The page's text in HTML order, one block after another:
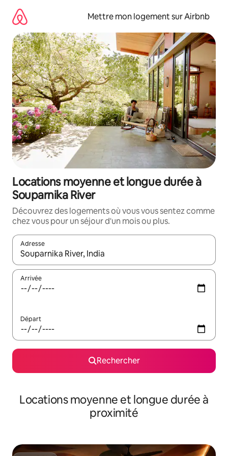
directement
contenu
Mettre mon logement sur Airbnb
Locations moyenne et longue durée à
Souparnika River
Découvrez des logements où vous vous sentez comme
chez vous pour un séjour d'un mois ou plus.
Adresse
Lorsque les résultats s'affichent, utilisez les flèches vers le
Arrivée
Départ
Rechercher
Locations moyenne et longue durée à
proximité